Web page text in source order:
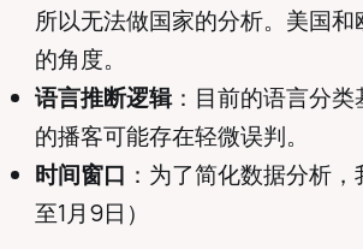
所以无法做国家的分析。美国
的角度。
语言推断逻辑：目前的语言分
的播客可能存在轻微误判。
时间窗口 ：为了简化数据分析
至1月9日）